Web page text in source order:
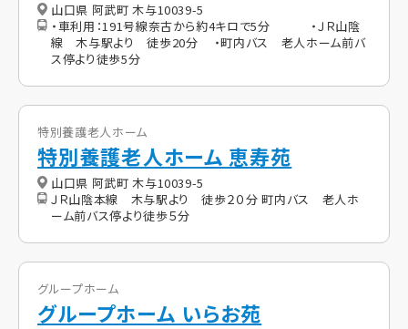
山口県 阿武町 木与10039-5
・車利用：191号線奈古から約4キロで5分 ・ＪＲ山陰
線 木与駅より 徒歩20分 ・町内バス 老人ホーム前バ
ス停より徒歩5分
特別養護老人ホーム
特別養護老人ホーム 恵寿苑
山口県 阿武町 木与10039-5
ＪＲ山陰本線 木与駅より 徒歩２０分 町内バス 老人ホ
ーム前バス停より徒歩５分
グループホーム
グループホーム いらお苑